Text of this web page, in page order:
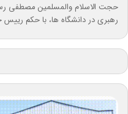
حجت الاسلام والمسلمین مصطفی
رهبری در دانشگاه ها، با حکم رییس